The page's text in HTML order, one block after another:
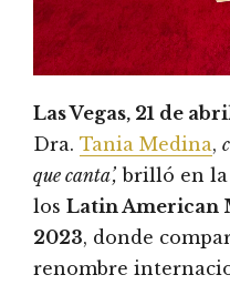
Las Vegas, 21 de
Dra. Tania Medina,
que canta’, brilló en la
los Latin American
2023, donde
renombre